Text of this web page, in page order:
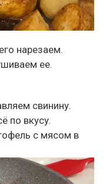
нарезаем.
ее.
свинину.
по вкусу.
с мясом в